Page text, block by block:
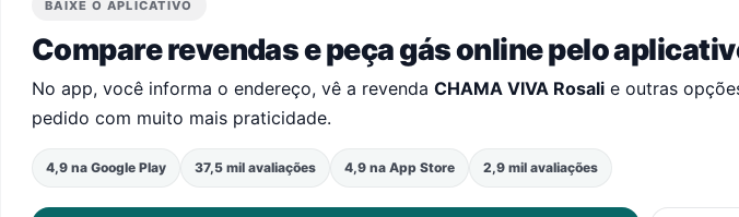
BAIXE O APLICATIVO
Compare revendas e peça gás online pelo
No app, você informa o endereço, vê a revenda CHAMA VIVA Rosali e outras
pedido com muito mais praticidade.
4,9 na Google Play 37,5 mil avaliações 4,9 na App Store 2,9 mil avaliações